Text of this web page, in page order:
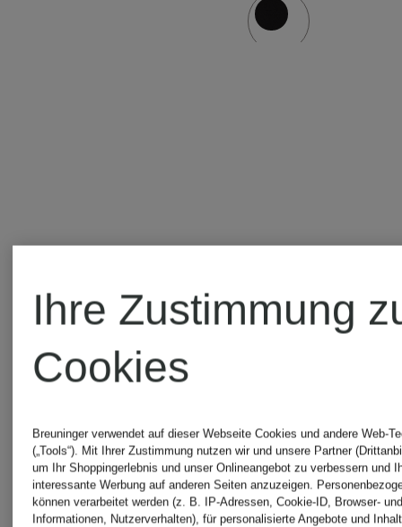
UNSERE
BELIEBTESTEN
ARTIKEL VON
WELLENSTEYN
Ihre Zustimmung
Cookies
Breuninger verwendet auf dieser Webseite Cookies und andere Web-
(„Tools“). Mit Ihrer Zustimmung nutzen wir und unsere Partner
um Ihr Shoppingerlebnis und unser Onlineangebot zu verbessern und
interessante Werbung auf anderen Seiten anzuzeigen.
können verarbeitet werden (z. B. IP-Adressen, Cookie-ID, Browser-
Informationen, Nutzerverhalten), für personalisierte Angebote und